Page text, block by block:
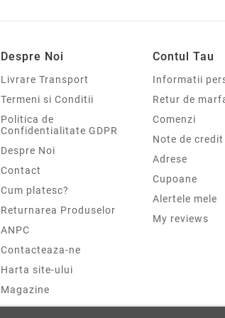
Despre Noi
Livrare Transport
Termeni si Conditii
Politica de
Confidentialitate GDPR
Despre Noi
Contact
Cum platesc?
Returnarea Produselor
ANPC
Contacteaza-ne
Harta site-ului
Magazine
Contul Tau
Informatii
Retur de
Comenzi
Note de credit
Adrese
Cupoane
Alertele mele
My reviews